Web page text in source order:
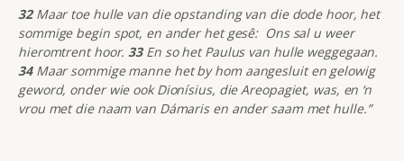
32 Maar toe hulle van die opstanding van die dode hoor, het
sommige begin spot, en ander het gesê: Ons sal u weer
hieromtrent hoor.33En so het Paulus van hulle weggegaan.
34Maar sommige manne het by hom aangesluit en gelowig
geword, onder wie ook Dionísius, die Areopagiet, was, en ‘n
vrou met die naam van Dámaris en ander saam met hulle.”